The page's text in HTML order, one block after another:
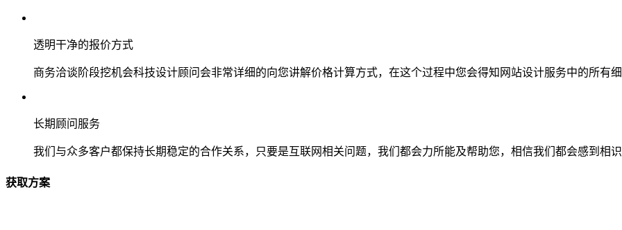
透明干净的报价方式
商务洽谈阶段挖机会科技设计顾问会非常详细的向您讲解价格计算方式，在这个过程中您会得知网站设计服务中的所有
长期顾问服务
我们与众多客户都保持长期稳定的合作关系，只要是互联网相关问题，我们都会力所能及帮助您，相信我们都会感到相
获取方案